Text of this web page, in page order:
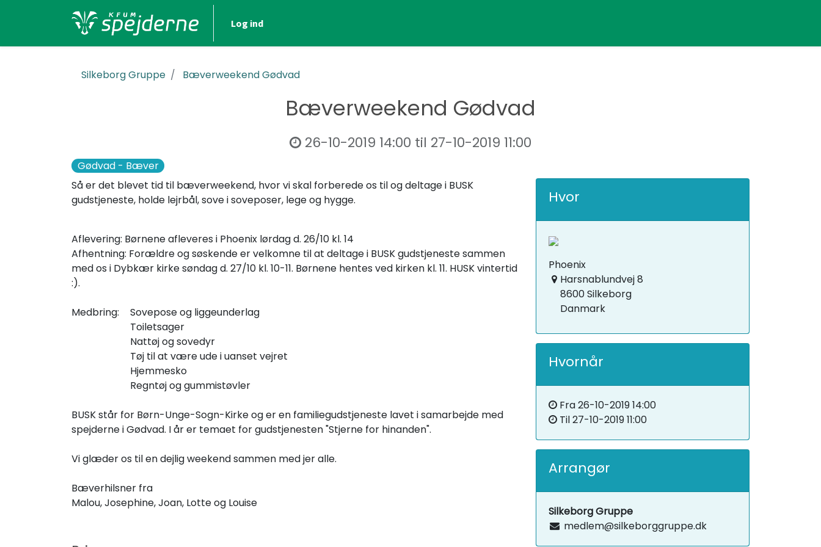
Log ind
Silkeborg Gruppe Bæverweekend Gødvad
Bæverweekend Gødvad
26-10-2019 14:00 til 27-10-2019 11:00
Gødvad - Bæver
Så er det blevet tid til bæverweekend, hvor vi skal forberede os til og deltage i BUSK
gudstjeneste, holde lejrbål, sove i soveposer, lege og hygge.
Aflevering: Børnene afleveres i Phoenix lørdag d. 26/10 kl. 14
Afhentning: Forældre og søskende er velkomne til at deltage i BUSK gudstjeneste sammen
med os i Dybkær kirke søndag d. 27/10 kl. 10-11. Børnene hentes ved kirken kl. 11. HUSK vintertid
:).
Medbring:
Sovepose og liggeunderlag
Toiletsager
Nattøj og sovedyr
Tøj til at være ude i uanset vejret
Hjemmesko
Regntøj og gummistøvler
BUSK står for Børn-Unge-Sogn-Kirke og er en familiegudstjeneste lavet i samarbejde med
spejderne i Gødvad. I år er temaet for gudstjenesten "Stjerne for hinanden".
Vi glæder os til en dejlig weekend sammen med jer alle.
Bæverhilsner fra
Malou, Josephine, Joan, Lotte og Louise
Hvor
Phoenix
Harsnablundvej 8
8600 Silkeborg
Danmark
Hvornår
Fra26-10-2019 14:00
Til27-10-2019 11:00
Arrangør
Silkeborg Gruppe
medlem@silkeborggruppe.dk